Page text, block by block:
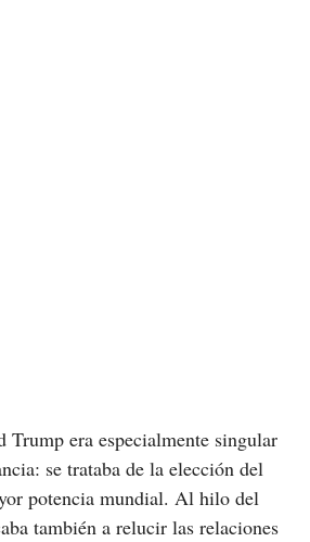
Trump era especialmente singular
se trataba de la elección del
potencia mundial. Al hilo del
también a relucir las relaciones